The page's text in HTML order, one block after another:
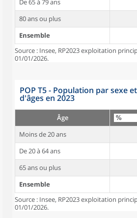
De 65 à 79 ans
80 ans ou plus
Ensemble
Source : Insee, RP2023 exploitation
01/01/2026.
POP T5 - Population par sexe
d'âges en 2023
Âge
Moins de 20 ans
De 20 à 64 ans
65 ans ou plus
Ensemble
Source : Insee, RP2023 exploitation
01/01/2026.